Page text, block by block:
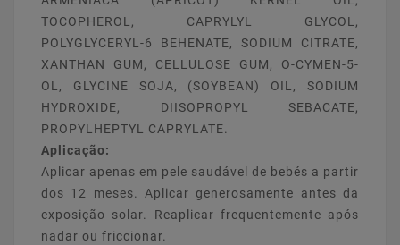
TOCOPHEROL, CAPRYLYL GLYCOL,
POLYGLYCERYL-6 BEHENATE, SODIUM CITRATE,
XANTHAN GUM, CELLULOSE GUM, O-CYMEN-5-
OL, GLYCINE SOJA, (SOYBEAN) OIL, SODIUM
HYDROXIDE, DIISOPROPYL SEBACATE,
PROPYLHEPTYL CAPRYLATE.
Aplicação:
Aplicar apenas em pele saudável de bebés a partir
dos 12 meses. Aplicar generosamente antes da
exposição solar. Reaplicar frequentemente após
nadar ou friccionar.